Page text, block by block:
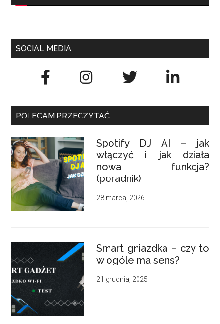
SOCIAL MEDIA
POLECAM PRZECZYTAĆ
Spotify DJ AI – jak
włączyć i jak działa
nowa funkcja?
(poradnik)
28 marca, 2026
Smart gniazdka – czy to
w ogóle ma sens?
21 grudnia, 2025